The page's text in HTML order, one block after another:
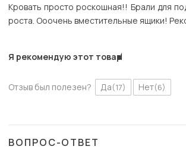
Кровать просто роскошная!! Брали для
роста. Ооочень вместительные ящики!
Я рекомендую этот товар
Отзыв был полезен? Да(17) Нет(6)
ВОПРОС-ОТВЕТ